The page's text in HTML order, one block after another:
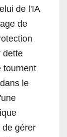
de l'IA
de
dette
tournent
le
de gérer